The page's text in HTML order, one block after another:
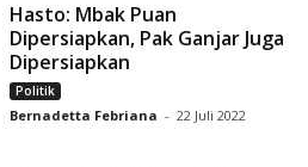
Hasto: Mbak Puan
Dipersiapkan, Pak Ganjar Juga
Dipersiapkan
Politik
Bernadetta Febriana - 22 Juli 2022